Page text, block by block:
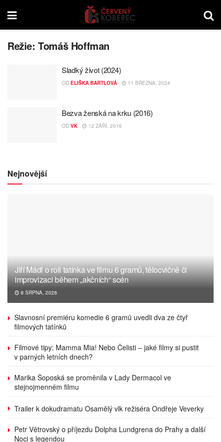
Režie:Tomáš Hoffman
Sladký život (2024)
OD ELIŠKA BARTLOVÁ 11 BŘEZNA, 2024
Bezva ženská na krku (2016)
OD VK 12 ZÁŘÍ, 2016
Nejnovější
Jiří Mádl o roli tatínka ve filmu 6 gramů, tělocvičně či
improvizaci během „akčních“ scén
8 SRPNA, 2026
Slavnosní premiéru komedie 6 gramů uvedli dva ze čtyř
filmových tatínků
Filmové tipy: Mamma Mia! Nebo Čelisti – jaké filmy si pustit
v parných letních dnech?
Marika Šoposká se proměnila v Lady Dermacol ve
stejnojmenném filmu
Trailer k dokudramatu Osamělý vlk režiséra Ondřeje Veverky
Petr Větrovský o příjezdu Dolpha Lundgrena do Prahy a další
Noci s legendou